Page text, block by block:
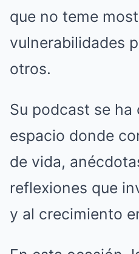
que no teme
vulnerabilidades
otros.
Su podcast se
espacio donde
de vida,
reflexiones que
y al crecimiento